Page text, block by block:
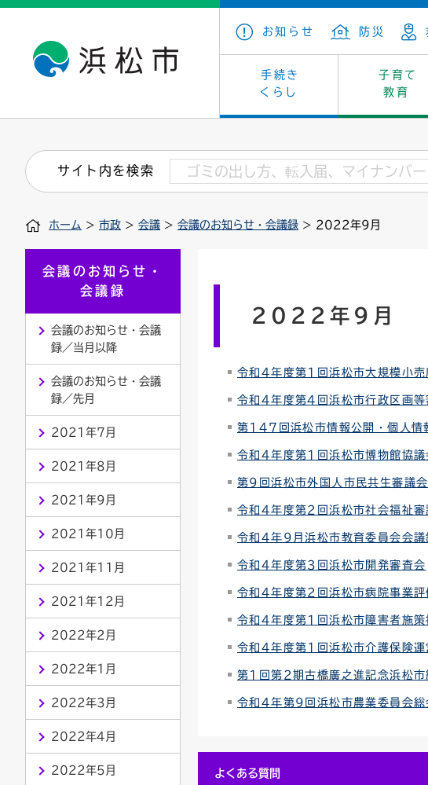
お知らせ 防災
手続き
くらし
子育て
教育
戸籍・住民の手続き 保険・年金
住まい・建築 墓地・斎場
税金 法人税
道路・交通・河川
道路台帳
連絡ごみ
子育て・青少年・若者 教育
看護専門学校 学級閉鎖
小学校一覧
健康・医療 福祉
介護保険
文化・芸術 文化財
浜松・浜名湖だいすきネット
産業振興 カーボンニュートラル
発注情報(入札・契約) 福祉・介護
募集 雇用・就労
市の概要 庁舎案内
外郭団体 統計
職員採用 市有財産
行政区
附属機関
ユニバーサルデザイン
サイト内を検索
ホーム > 市政 > 会議 > 会議のお知らせ・会議録 > 2022年9月
会議のお知らせ・
会議録
会議のお知らせ・会議
録／当月以降
会議のお知らせ・会議
録／先月
2021年7月
2021年8月
2021年9月
2021年10月
2021年11月
2021年12月
2022年2月
2022年1月
2022年3月
2022年4月
2022年5月
2022年9月
令和4年度第1回浜松市大規模小売
令和4年度第4回浜松市行政区画等
第147回浜松市情報公開・個人情
令和4年度第1回浜松市博物館協議
第9回浜松市外国人市民共生審議会
令和4年度第2回浜松市社会福祉審
令和4年9月浜松市教育委員会会議
令和4年度第3回浜松市開発審査会
令和4年度第2回浜松市病院事業評
令和4年度第1回浜松市障害者施
令和4年度第1回浜松市介護保険運
第1回第2期古橋廣之進記念浜松
令和4年第9回浜松市農業委員会
よくある質問